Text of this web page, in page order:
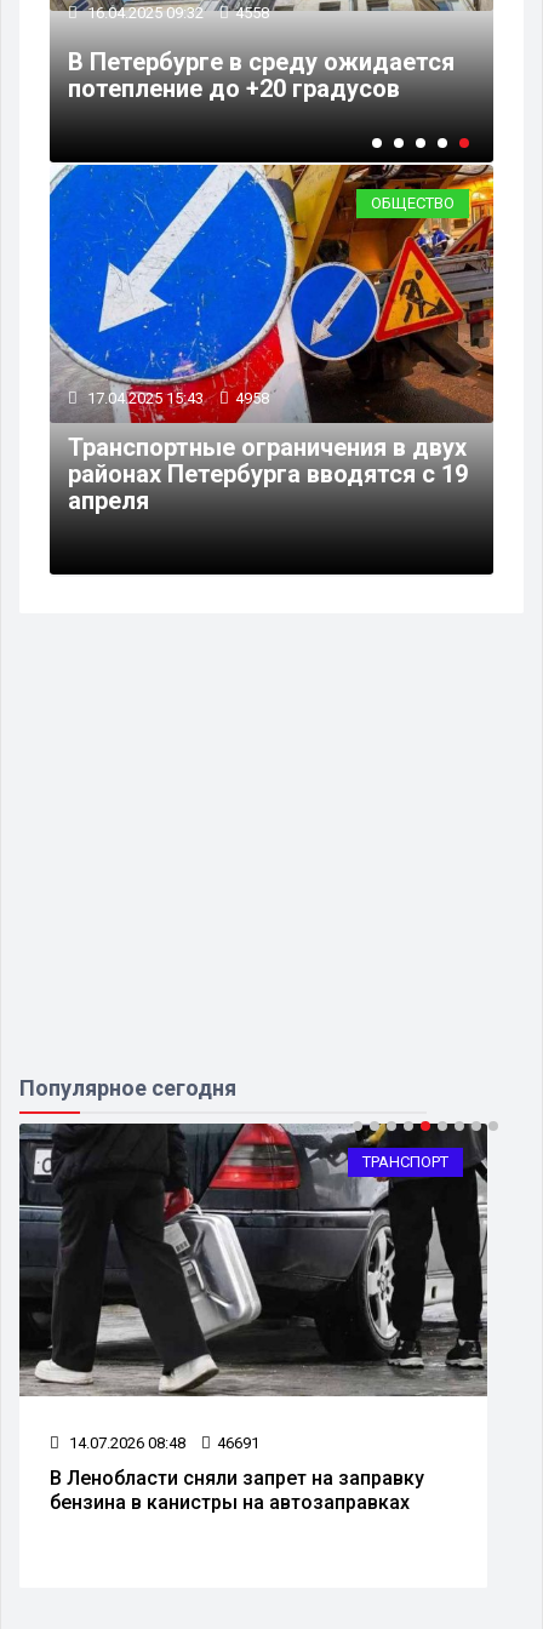
16.04.2025 09:32 4558
В Петербурге в среду ожидается
потепление до +20 градусов
ОБЩЕСТВО
17.04.2025 15:43 4958
Транспортные ограничения в двух
районах Петербурга вводятся с 19
апреля
Популярное сегодня
ТРАНСПОРТ
14.07.2026 08:48 46691
В Ленобласти сняли запрет на заправку
бензина в канистры на автозаправках